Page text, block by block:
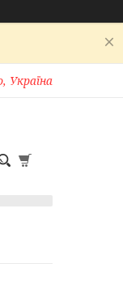
Україна